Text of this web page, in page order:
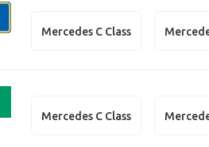
Mercedes C Class
Mercedes C Class